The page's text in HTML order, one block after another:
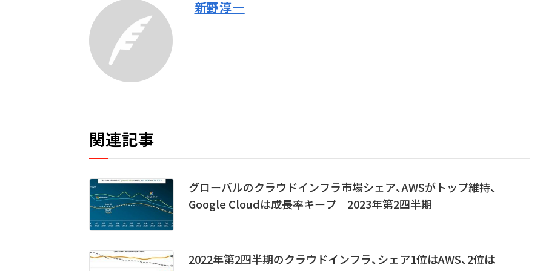
新野淳一
関連記事
グローバルのクラウドインフラ市場シェア、AWSがトップ維持、
Google Cloudは成長率キープ 2023年第2四半期
2022年第2四半期のクラウドインフラ、シェア1位はAWS、2位は